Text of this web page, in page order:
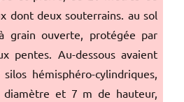
dont deux souterrains. au sol
grain ouverte, protégée par
pentes. Au-dessous avaient
hémisphéro-cylindriques,
et 7 m de hauteur,